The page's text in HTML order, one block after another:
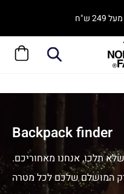
ש"ח
Backpack finder
תלכו, אנחנו מאחוריכם.
המושלם שלכם לכל מטרה